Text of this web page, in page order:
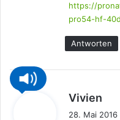
https://
pro54-hf-
Antworten
Vivien
28. Mai